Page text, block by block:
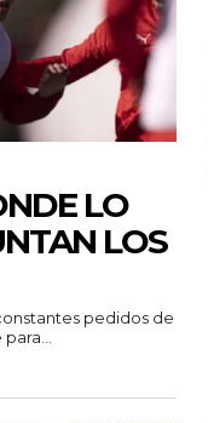
LO
LOS
pedidos de